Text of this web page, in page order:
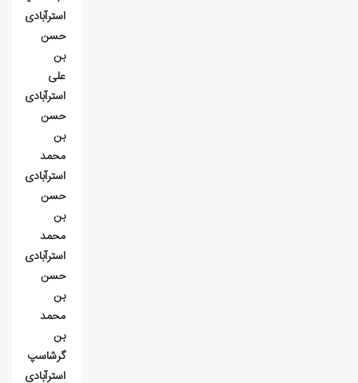
استرآبادی
حسن
بن
علی
استرآبادی
حسن
بن
محمد
استرآبادی
حسن
بن
محمد
استرآبادی
حسن
بن
محمد
بن
گرشاسپ
استرآبادی